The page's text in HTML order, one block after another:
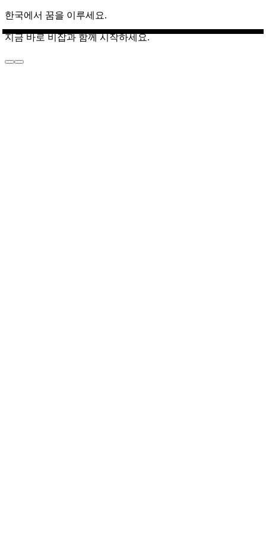
한국에서 꿈을 이루세요.
지금 바로 비잡과 함께 시작하세요.